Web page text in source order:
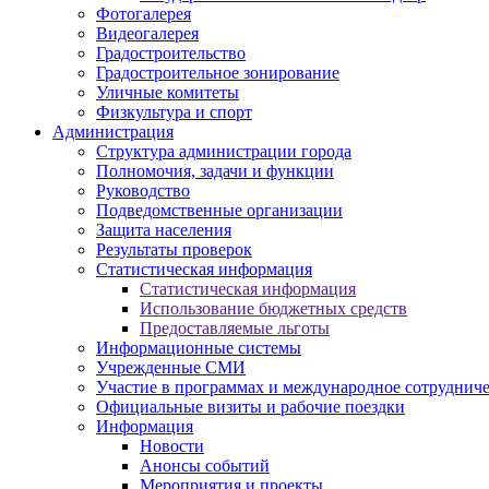
Фотогалерея
Видеогалерея
Градостроительство
Градостроительное зонирование
Уличные комитеты
Физкультура и спорт
Администрация
Структура администрации города
Полномочия, задачи и функции
Руководство
Подведомственные организации
Защита населения
Результаты проверок
Статистическая информация
Статистическая информация
Использование бюджетных средств
Предоставляемые льготы
Информационные системы
Учрежденные СМИ
Участие в программах и международное
Официальные визиты и рабочие поездки
Информация
Новости
Анонсы событий